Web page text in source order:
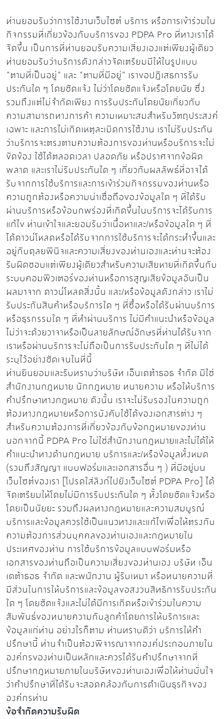
ท่านยอมรับว่าการใช้งานเว็บไซต์ บริการ หรือการเข้าร่วมใน
กิจกรรมที่เกี่ยวข้องกับบริการของ PDPA Pro ที่ทางเราได้
จัดขึ้น เป็นการที่ท่านยอมรับความเสี่ยงเองแต่เพียงผู้เดียว
ท่านยอมรับว่าบริการดังกล่าวจัดเตรียมมีให้ในรูปแบบ
"ตามที่เป็นอยู่" และ "ตามที่มีอยู่" เราขอปฏิเสธการรับ
ประกันใด ๆ โดยชัดแจ้ง ไม่ว่าโดยชัดแจ้งหรือโดยนัย ซึ่ง
รวมถึงแต่ไม่จำกัดเพียง การรับประกันโดยนัยเกี่ยวกับ
ความสามารถทางการค้า ความเหมาะสมสำหรับวัตถุประสงค์
เฉพาะ และการไม่เกิดเหตุละเมิดการใช้งาน เราไม่รับประกัน
ว่าบริการจะตรงตามความต้องการของท่านหรือบริการจะไม่
ขัดข้อง ใช้ได้ตลอดเวลา ปลอดภัย หรือปราศจากข้อผิด
พลาด และเราไม่รับประกันใด ๆ เกี่ยวกับผลลัพธ์ที่อาจได้
รับจากการใช้บริการและการเข้าร่วมกิจกรรมของท่านหรือ
ความถูกต้องหรือความน่าเชื่อถือของข้อมูลใด ๆ ที่ได้รับ
ผ่านบริการหรือข้อบกพร่องที่เกิดขึ้นในบริการจะได้รับการ
แก้ไข ท่านเข้าใจและยอมรับว่าเนื้อหาและ/หรือข้อมูลใด ๆ ที่
ได้ดาวน์โหลดหรือได้รับจากการใช้บริการจะได้กระทำขึ้นและ
อยู่กับดุลยพินิจและความเสี่ยงของท่านเองและท่านจะต้อง
รับผิดชอบแต่เพียงผู้เดียวสำหรับความเสียหายที่เกิดขึ้นกับ
ระบบคอมพิวเตอร์ของท่านหรือการสูญเสียข้อมูลอันเป็น
ผลมาจาก ดาวน์โหลดสิ่งนั้น และ/หรือข้อมูลดังกล่าว เราไม่
รับประกันสินค้าหรือบริการใด ๆ ที่ซื้อหรือได้รับผ่านบริการ
หรือธุรกรรมใด ๆ ที่ทำผ่านบริการ ไม่มีคำแนะนำหรือข้อมูล
ไม่ว่าจะด้วยวาจาหรือเป็นลายลักษณ์อักษรที่ท่านได้รับจาก
เราหรือผ่านบริการจะไม่ถือเป็นการรับประกันใด ๆ ที่ไม่ได้
ระบุไว้อย่างชัดเจนในที่นี้
ท่านยินยอมและรับทราบว่าบริษัท เอ็นเดต้าธอธ จำกัด มิใช่
สำนักงานกฎหมาย นักกฎหมาย ทนายความ หรือให้บริการ
คำปรึกษาทางกฎหมาย ดังนั้น เราจะไม่รับรองในความถูก
ต้องทางกฎหมายหรือการบังคับใช้ได้ของเอกสารต่าง ๆ
สำหรับความต้องการที่เกี่ยวข้องกับข้อกฎหมายของท่าน
นอกจากนี้ PDPA Pro ไม่ใช่สำนักงานกฎหมายและไม่ได้ให้
คำแนะนำทางด้านกฎหมาย บริการและ/หรือข้อมูลทั้งหมด
(รวมถึงสัญญา แบบฟอร์มและเอกสารอื่น ๆ ) ที่มีอยู่บน
เว็บไซต์ของเรา [โปรดใส่ลิงก์ไปยังเว็บไซต์ PDPA Pro] ได้
จัดเตรียมให้โดยไม่มีการรับประกันใด ๆ ทั้งโดยชัดแจ้งหรือ
โดยเป็นนัยยะ รวมถึงผลทางกฎหมายและความสมบูรณ์
บริการและข้อมูลควรใช้เป็นแนวทางและแก้ไขเพื่อให้ตรงกับ
ความต้องการส่วนบุคคลของท่านเองและกฎหมายใน
ประเทศของท่าน การใช้บริการข้อมูลแบบฟอร์มหรือ
เอกสารของท่านถือเป็นความเสี่ยงของท่านเอง บริษัท เอ็น
เดต้าธอธ จำกัด และพนักงาน ผู้รับเหมา หรือทนายความที่
มีส่วนในการให้บริการและข้อมูลขอสงวนสิทธิการรับประกัน
ใด ๆ โดยชัดแจ้งและไม่ได้มีการเกิดหรือเข้าร่วมในความ
สัมพันธ์ของทนายความกับลูกค้าโดยการให้บริการและ
ข้อมูลแก่ท่าน อย่างไรก็ตาม ท่านทราบดีว่า บริการให้คำ
ปรึกษานี้ ท่านจำเป็นต้องพิจารณาจากองค์ประกอบภายใน
องค์กรของท่านเป็นหลักและควรได้รับคำปรึกษาจากที่
ปรึกษากฎหมายภายในบริษัทของท่านเองเพื่อให้ท่านมั่นใจ
ว่าคำปรึกษาที่ได้รับจะสอดคล้องกับการดำเนินธุรกิจของ
องค์กรท่าน
ข้อจำกัดความรับผิด